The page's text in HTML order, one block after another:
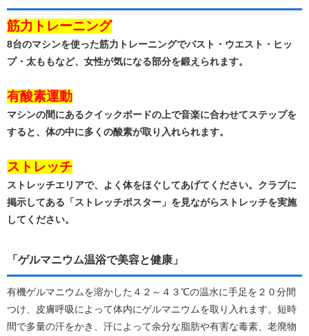
筋力トレーニング
8台のマシンを使った筋力トレーニングでバスト・ウエスト・ヒッ
プ・太ももなど、女性が気になる部分を鍛えられます。
有酸素運動
マシンの間にあるクイックボードの上で音楽に合わせてステップを
すると、体の中に多くの酸素が取り入れられます。
ストレッチ
ストレッチエリアで、よく体をほぐしてあげてください。クラブに
掲示してある「ストレッチポスター」を見ながらストレッチを実施
してください。
「ゲルマニウム温浴で美容と健康」
有機ゲルマニウムを溶かした４２～４３℃の温水に手足を２０分間
つけ、皮膚呼吸によって体内にゲルマニウムを取り入れます。短時
間で多量の汗をかき、汗によって余分な脂肪や有害な毒素、老廃物